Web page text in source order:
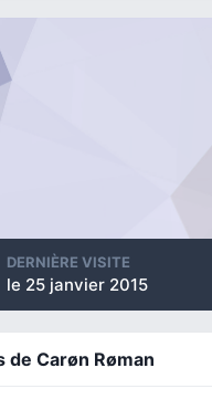
DERNIÈRE VISITE
le 25 janvier 2015
de Carøn Røman